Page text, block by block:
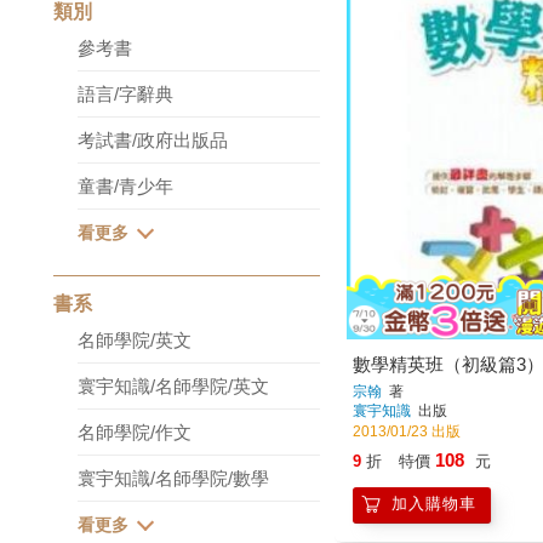
類別
參考書
語言/字辭典
考試書/政府出版品
童書/青少年
書系
名師學院/英文
寰宇知識/名師學院/英文
名師學院/作文
寰宇知識/名師學院/數學
數學精英班（初級篇3
宗翰 著
寰宇知識 出版
2013/01/23 出版
9 折 特價 108 元
加入購物車